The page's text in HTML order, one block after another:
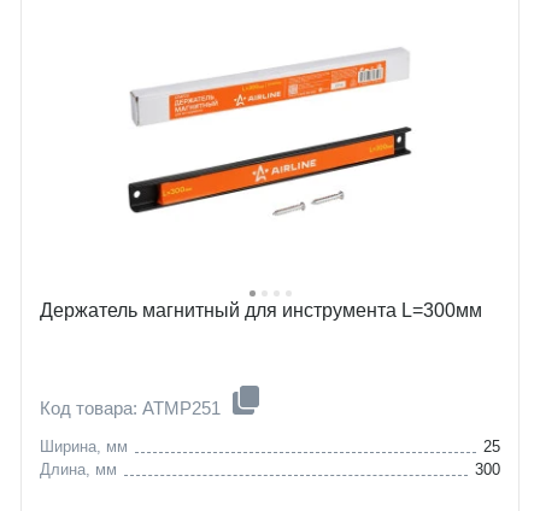
Держатель магнитный для инструмента L=300мм
Код товара: ATMP251
Ширина, мм
25
Длина, мм
300